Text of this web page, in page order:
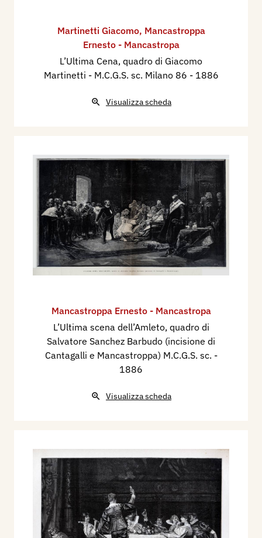
Martinetti Giacomo, Mancastroppa
Ernesto - Mancastropa
L’Ultima Cena, quadro di Giacomo
Martinetti - M.C.G.S. sc. Milano 86 - 1886
Visualizza scheda
Mancastroppa Ernesto - Mancastropa
L’Ultima scena dell’Amleto, quadro di
Salvatore Sanchez Barbudo (incisione di
Cantagalli e Mancastroppa) M.C.G.S. sc. -
1886
Visualizza scheda